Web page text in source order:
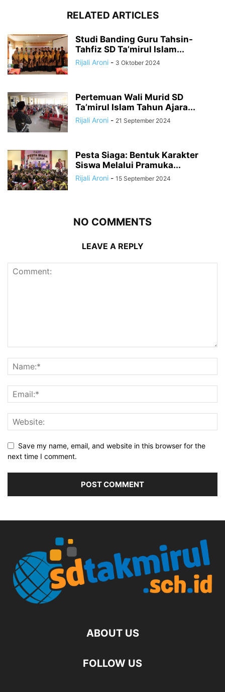
RELATED ARTICLES
Studi Banding Guru Tahsin-
Tahfiz SD Ta’mirul Islam...
Rijali Aroni - 3 Oktober 2024
Pertemuan Wali Murid SD
Ta’mirul Islam Tahun Ajara...
Rijali Aroni - 21 September 2024
Pesta Siaga: Bentuk Karakter
Siswa Melalui Pramuka...
Rijali Aroni - 15 September 2024
NO COMMENTS
LEAVE A REPLY
Save my name, email, and website in this browser for the
next time I comment.
ABOUT US
FOLLOW US